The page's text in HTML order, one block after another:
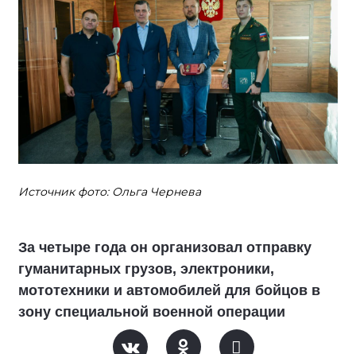
Источник фото: Ольга Чернева
За четыре года он организовал отправку
гуманитарных грузов, электроники,
мототехники и автомобилей для бойцов в
зону специальной военной операции